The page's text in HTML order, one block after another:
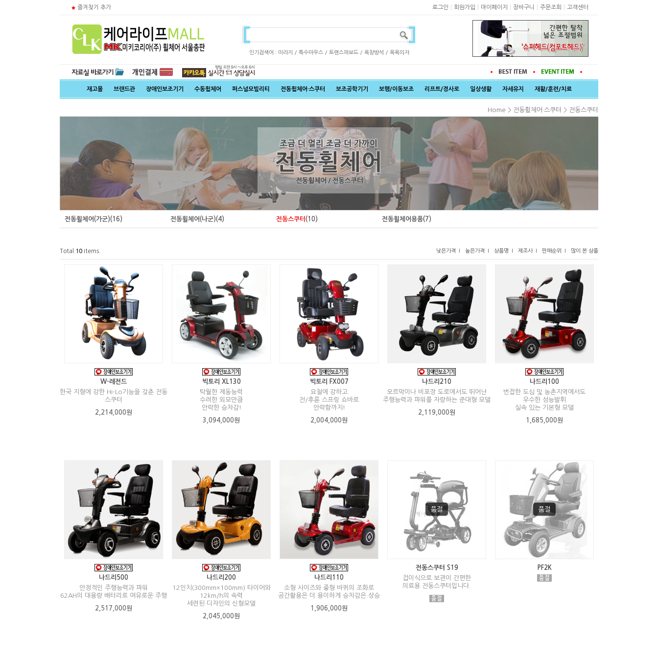
즐겨찾기 추가 로그인 회원가입 마이페이지 장바구니 주문조회 고객센터
인기검색어 : 미라지 / 특수마우스/ 트랜스퍼보드/ 욕창방석 / 목욕의자
재고몰 브랜드관 장애인보조기기 수동휠체어 퍼스널모빌리티 전동휠체어·스쿠터 보조공학기기 보행/이동보조 리프트/경사로 일상생활 자세유지 재활/훈련/치료
Home > 전동휠체어·스쿠터 > 전동스쿠터
전동휠체어(가군)(16) 전동휠체어(나군)(4) 전동스쿠터 (10) 전동휠체어용품(7)
Total 10 items. 낮은가격 I 높은가격 I 상품명 I 제조사 I 판매순위 I 많이 본 상품
W-레전드
한국 지형에 강한 Hi-Lo기능을 갖춘 전동
스쿠터
2,214,000원
빅토리 XL130
탁월한 제동능력
수려한 외모만큼
안락한 승차감!
3,094,000원
빅토리 FX007
요철에 강하고
전/후륜 스프링 쇼바로
안락함까지!
2,004,000원
나드리210
오르막이나 비포장 도로에서도 뛰어난
주행능력과 파워를 자랑하는 준대형 모델
2,119,000원
나드리100
번잡한 도심 및 농촌지역에서도
우수한 성능발휘
실속 있는 기본형 모델
1,685,000원
나드리500
안정적인 주행능력과 파워
62AH의 대용량 배터리로 여유로운 주행
2,517,000원
나드리200
12인치(300mm×100mm) 타이어와
12km/h의 속력
세련된 디자인의 신형모델
2,045,000원
나드리110
소형 사이즈와 중형 바퀴의 조화로
공간활용은 더 용이하게 승차감은 상승
1,906,000원
전동스쿠터 S19
접이식으로 보관이 간편한
의료용 전동스쿠터입니다.
PF2K